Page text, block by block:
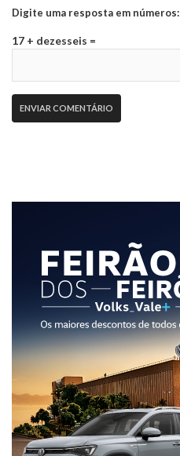
Digite uma resposta em números:
17 + dezesseis =